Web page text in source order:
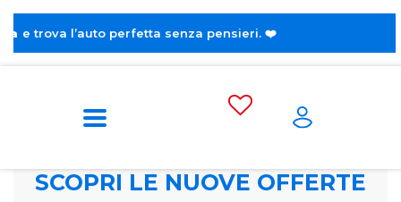
senza pensieri. ❤️
SCOPRI LE NUOVE OFFERTE